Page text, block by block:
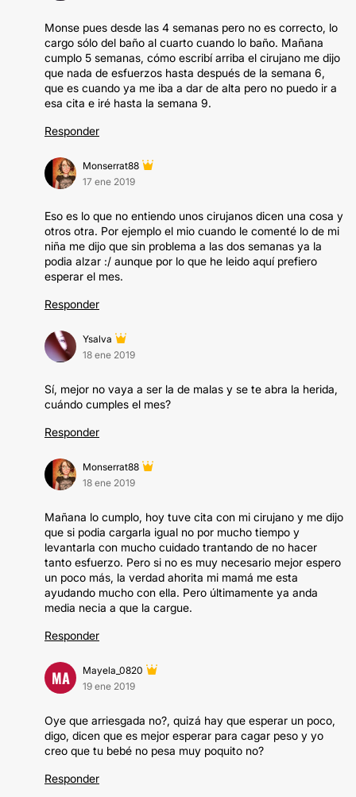
Monse pues desde las 4 semanas pero no es correcto, lo
cargo sólo del baño al cuarto cuando lo baño. Mañana
cumplo 5 semanas, cómo escribí arriba el cirujano me dijo
que nada de esfuerzos hasta después de la semana 6,
que es cuando ya me iba a dar de alta pero no puedo ir a
esa cita e iré hasta la semana 9.
Responder
Monserrat88
17 ene 2019
Eso es lo que no entiendo unos cirujanos dicen una cosa y
otros otra. Por ejemplo el mio cuando le comenté lo de mi
niña me dijo que sin problema a las dos semanas ya la
podia alzar :/ aunque por lo que he leido aquí prefiero
esperar el mes.
Responder
Ysalva
18 ene 2019
Sí, mejor no vaya a ser la de malas y se te abra la herida,
cuándo cumples el mes?
Responder
Monserrat88
18 ene 2019
Mañana lo cumplo, hoy tuve cita con mi cirujano y me dijo
que si podia cargarla igual no por mucho tiempo y
levantarla con mucho cuidado trantando de no hacer
tanto esfuerzo. Pero si no es muy necesario mejor espero
un poco más, la verdad ahorita mi mamá me esta
ayudando mucho con ella. Pero últimamente ya anda
media necia a que la cargue.
Responder
MA
Mayela_0820
19 ene 2019
Oye que arriesgada no?, quizá hay que esperar un poco,
digo, dicen que es mejor esperar para cagar peso y yo
creo que tu bebé no pesa muy poquito no?
Responder